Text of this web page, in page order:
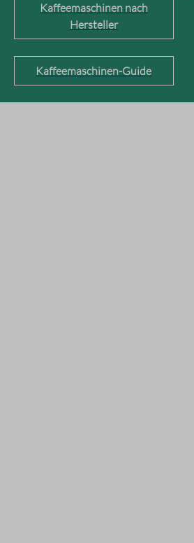
Kaffeemaschinen nach
Hersteller
Kaffeemaschinen-Guide